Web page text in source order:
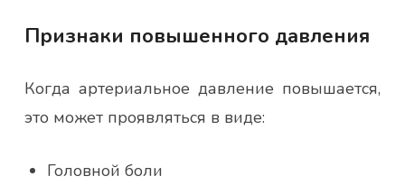
Признаки повышенного давления
Когда артериальное давление повышается,
это может проявляться в виде:
Головной боли